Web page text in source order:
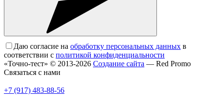
Даю согласие на обработку персональных данных в
соответствии с политикой конфиденциальности
«Точно-тест» © 2013-2026 Создание сайта — Red Promo
Связаться с нами
+7 (917) 483-88-56